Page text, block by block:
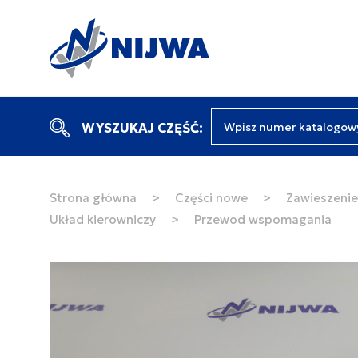
WYSZUKAJ CZĘŚĆ:
Strona główna > Części nowe >
Układ kierowniczy
> Przewod wspomagania